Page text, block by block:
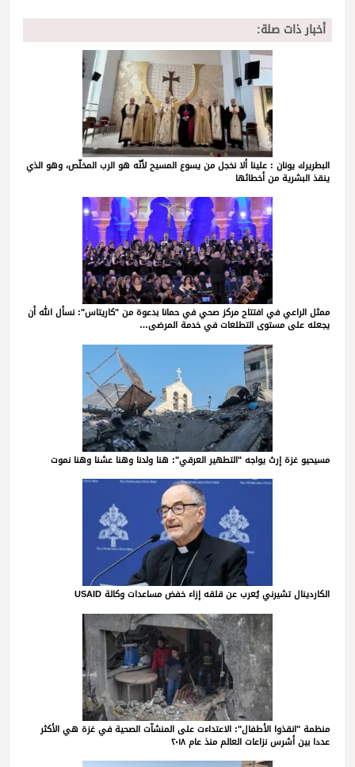
أخبار ذات صلة:
البطريرك يونان : علينا ألا نخجل من يسوع المسيح لأنّه هو الرب المخلّص، وهو الذي
ينقذ البشرية من أخطائها
ممثل الراعي في افتتاح مركز صحي في حمانا بدعوة من "كاريتاس": نسأل الله أن
يجعله على مستوى التطلعات في خدمة المرضى…
مسيحيو غزة إرث يواجه "التطهير العرقي": هنا ولدنا وهنا عشنا وهنا نموت
الكاردينال تشيرني يُعرب عن قلقه إزاء خفض مساعدات وكالة USAID
منظمة "انقذوا الأطفال": الاعتداءت على المنشآت الصحية في غزة هي الأكثر
عددا بين أشرس نزاعات العالم منذ عام ٢٠١٨